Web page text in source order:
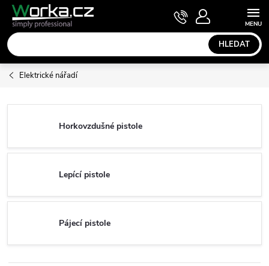
Přejít
obsah
HLEDAT
NÁKUPNÍ
KOŠÍK
Elektrické nářadí
Horkovzdušné pistole
Lepící pistole
Pájecí pistole